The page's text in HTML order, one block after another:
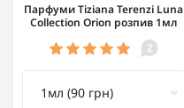
Парфуми Tiziana Terenzi Luna
Collection Orion розпив 1мл
2